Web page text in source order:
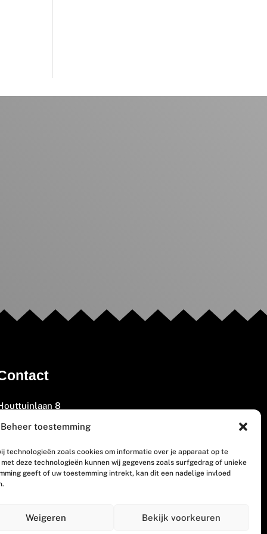
Beheer toestemming
technologieën zoals cookies om informatie over je apparaat op te
deze technologieën kunnen wij gegevens zoals surfgedrag of unieke
geeft of uw toestemming intrekt, kan dit een nadelige invloed
Weigeren Bekijk voorkeuren
8
3447 GM Woerden
(0348) 405 200
disclaimer en copyright